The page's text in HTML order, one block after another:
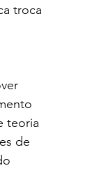
troca
teoria
de